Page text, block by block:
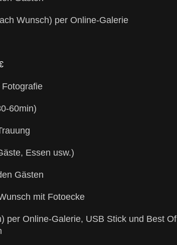
Wunsch) per Online-Galerie
60min)
Essen usw.)
Gästen
mit Fotoecke
per Online-Galerie, USB Stick und Best Of